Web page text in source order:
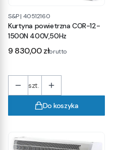
S&P| 40512160
Kurtyna powietrzna COR-12-
1500N 400V,50Hz
Cena
9 830,00 złbrutto
szt.
Do koszyka